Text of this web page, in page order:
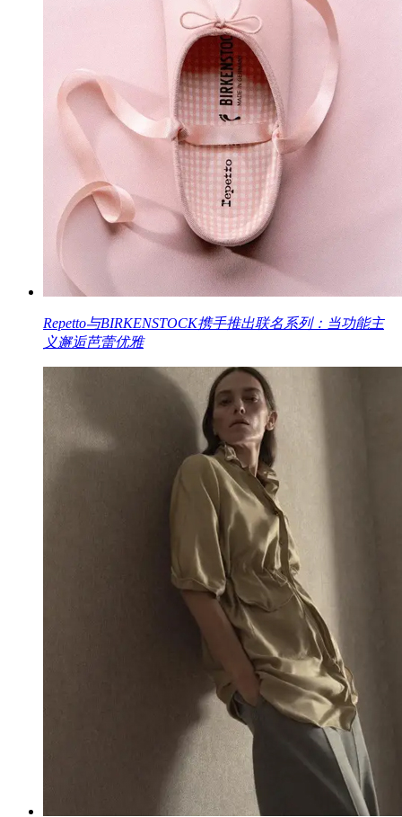
Repetto与BIRKENSTOCK携手推出联名系列：当功能主
义邂逅芭蕾优雅